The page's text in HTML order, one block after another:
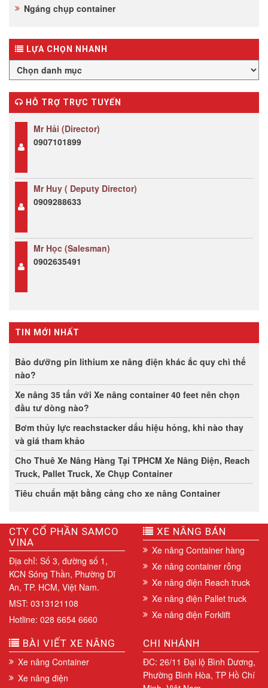
Ngáng chụp container
LỰA CHỌN NHANH
HỖ TRỢ TRỰC TUYẾN
Mr Hải (Director)
0907101899
Mr Huy ( Deputy Director)
0909288633
Mr Học (Salesman)
0902635491
TIN MỚI NHẤT
Bảo dưỡng pin lithium xe nâng điện khác ắc quy chì thế
nào?
Xe nâng 35 tấn với Xe nâng container 40 feet nên chọn
đầu tư dòng nào?
Bơm thủy lực reachstacker dấu hiệu hỏng, khi nào thay
và giá tham khảo
Cho Thuê Xe Nâng Hàng Tại TPHCM Xe Nâng Điện, Reach
Truck, Pallet Truck, Xe Chụp Container
Tiêu chuẩn mặt bằng cảng cho xe nâng Container
CTY CỔ PHẦN SAMCO
VINA
Địa chỉ: Số 3, đường số 1,
KCN Sóng Thần, Phường Dĩ
An, TP. HCM, Việt Nam.
MST: 0313121108
Hotline: 028 6654 6660
XE NÂNG BÁN
Xe nâng Container hàng
Xe nâng container rỗng
Xe nâng điện Reach truck
Xe nâng điện Pallet truck
Xe nâng điện Forklift
BÀI VIẾT XE NÂNG
Xe nâng Container
Xe nâng điện
CHI NHÁNH
ĐC: 26/11 Đại lộ Bình Dương,
Phường Bình Hòa, TP Hồ Chí